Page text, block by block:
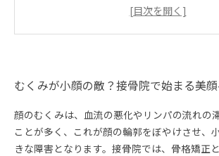
のストーリー
小顔ケアの未来：むくみ改善技術の最
骨院の役割
むくみが小顔の敵？接骨院で始まる美
顔のむくみは、血流の悪化やリンパの流れの
ことが多く、これが顔の輪郭をぼやけさせ、
きな障害となります。接骨院では、骨格矯正